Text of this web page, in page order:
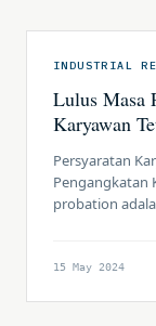
peningkatan
INDUSTRIAL
Lulus Masa
Karyawan
Persyaratan
Pengangkatan
probation
kemampuan,
15 May 2024